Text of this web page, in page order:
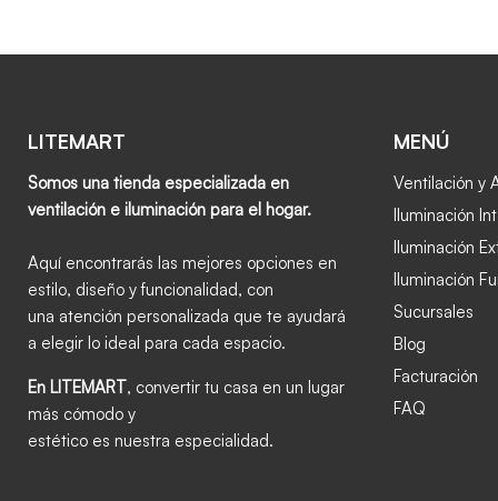
LITEMART
Somos una tienda especializada en
ventilación e iluminación para el hogar.
Aquí encontrarás las mejores opciones en
estilo, diseño y funcionalidad, con
una atención personalizada que te ayudará
a elegir lo ideal para cada espacio.
En LITEMART, convertir tu casa en un lugar
más cómodo y
estético es nuestra especialidad.
MENÚ
Ventilación y
Iluminación
Iluminación
Iluminación
Sucursales
Blog
Facturación
FAQ